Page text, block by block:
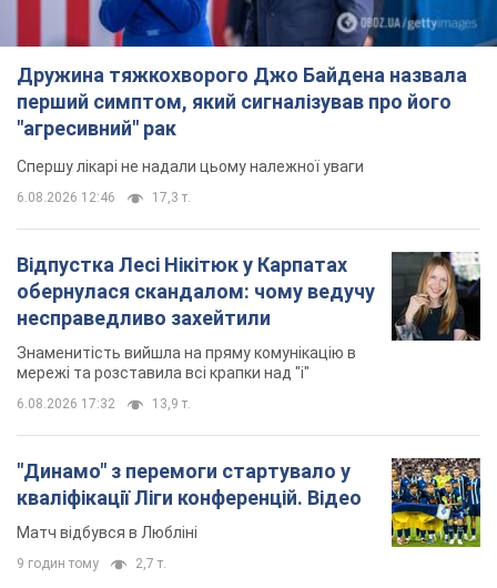
Дружина тяжкохворого Джо Байдена назвала
перший симптом, який сигналізував про його
"агресивний" рак
Спершу лікарі не надали цьому належної уваги
6.08.2026 12:46 17,3 т.
Відпустка Лесі Нікітюк у Карпатах
обернулася скандалом: чому ведучу
несправедливо захейтили
Знаменитість вийшла на пряму комунікацію в
мережі та розставила всі крапки над "і"
6.08.2026 17:32 13,9 т.
"Динамо" з перемоги стартувало у
кваліфікації Ліги конференцій. Відео
Матч відбувся в Любліні
9 годин тому 2,7 т.